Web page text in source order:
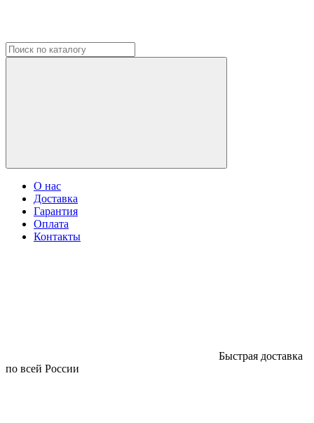
О нас
Доставка
Гарантия
Оплата
Контакты
Быстрая доставка
по всей России